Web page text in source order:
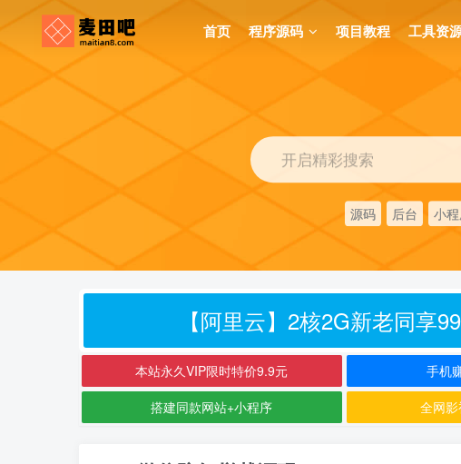
首页 程序源码 项目教程 工具资
开启精彩搜索
源码 后台 小
【阿里云】2核2G新老同享
本站永久VIP限时特价9.9元 手机
搭建同款网站+小程序 全网